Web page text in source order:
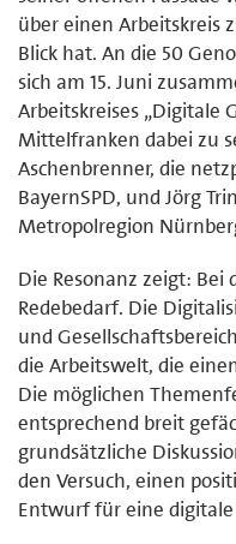
über einen Arbeitskreis
Blick hat. An die 50
sich am 15. Juni
Arbeitskreises „Digitale
Mittelfranken dabei zu
Aschenbrenner, die
BayernSPD, und Jörg
Metropolregion
Die Resonanz zeigt:
Redebedarf. Die
und
die Arbeitswelt, die
Die möglichen
entsprechend breit
grundsätzliche
den Versuch, einen
Entwurf für eine